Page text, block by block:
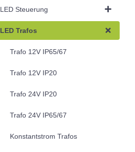
LED Steuerung
LED Trafos
Trafo 12V IP65/67
Trafo 12V IP20
Trafo 24V IP20
Trafo 24V IP65/67
Konstantstrom Trafos